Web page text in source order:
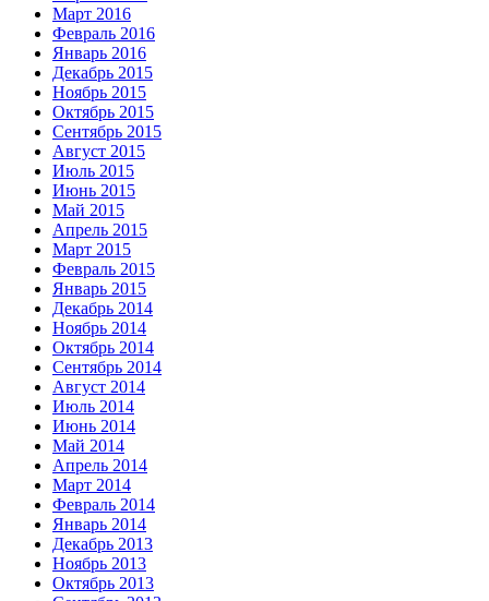
Март 2016
Февраль 2016
Январь 2016
Декабрь 2015
Ноябрь 2015
Октябрь 2015
Сентябрь 2015
Август 2015
Июль 2015
Июнь 2015
Май 2015
Апрель 2015
Март 2015
Февраль 2015
Январь 2015
Декабрь 2014
Ноябрь 2014
Октябрь 2014
Сентябрь 2014
Август 2014
Июль 2014
Июнь 2014
Май 2014
Апрель 2014
Март 2014
Февраль 2014
Январь 2014
Декабрь 2013
Ноябрь 2013
Октябрь 2013